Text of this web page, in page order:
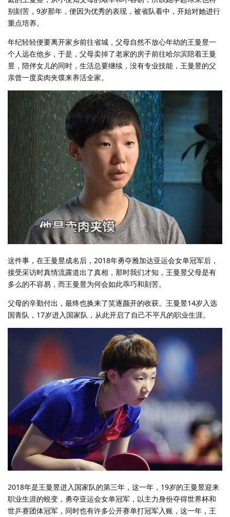
别刻苦，9岁那年，便因为优秀的表现，被省队看中，开始对她进行
重点培养。
年纪轻轻便要离开家乡前往省城，父母自然不放心年幼的王曼昱一
个人远在他乡，于是，父母卖掉了老家的房子前往哈尔滨陪着王曼
昱，陪伴女儿的同时，生活总要继续，没有专业技能，王曼昱的父
亲曾一度卖肉夹馍来养活全家。
这件事，在王曼昱成名后，2018年勇夺雅加达亚运会女单冠军后，
接受采访时真情流露道出了真相，那时我们才知，王曼昱父母是有
多么的不容易，而王曼昱为何会如此乖巧和刻苦。
父母的辛勤付出，最终也换来了笑逐颜开的收获。王曼昱14岁入选
国青队，17岁进入国家队，从此开启了自己不平凡的职业生涯。
2018年是王曼昱进入国家队的第三年，这一年，19岁的王曼昱迎来
职业生涯的蜕变，勇夺亚运会女单冠军，以主力身份夺得世界杯和
世乒赛团体冠军，同时也有许多公开赛单打冠军入账，这一年，王